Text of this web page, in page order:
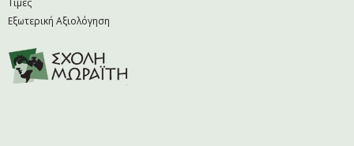
Τιμές
Εξωτερική Αξιολόγηση